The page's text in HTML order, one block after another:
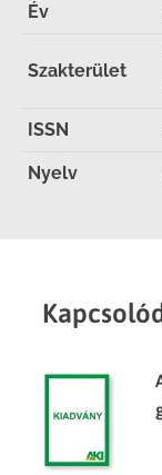
Év
Szakterület
ISSN
Nyelv